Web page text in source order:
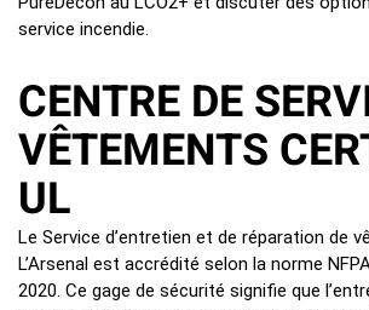
service incendie.
CENTRE DE
VÊTEMENTS
UL
Le Service d’entretien et de réparation de
L’Arsenal est accrédité selon la norme
2020. Ce gage de sécurité signifie que